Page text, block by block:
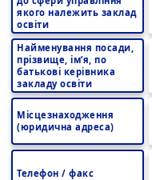
якого належить заклад
освіти
Найменування посади,
прізвище, ім’я, по
батькові керівника
закладу освіти
Місцезнаходження
(юридична адреса)
Телефон / факс